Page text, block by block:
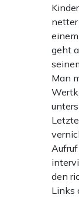
geht
Man
den
Links